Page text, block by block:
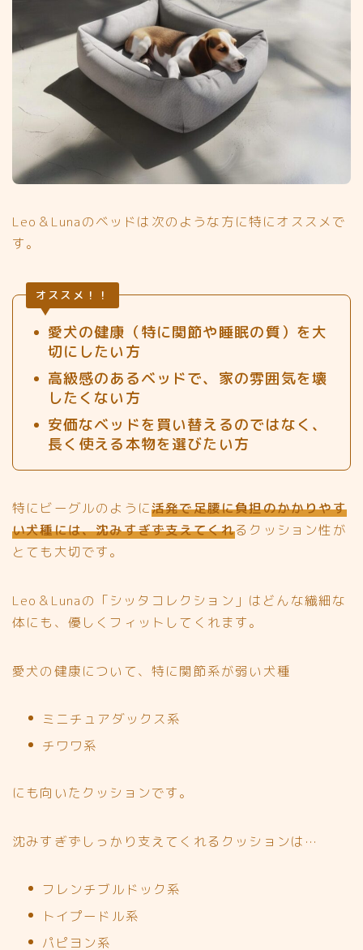
Leo＆Lunaのベッドは次のような方に特にオススメで
す。
オススメ！！
愛犬の健康（特に関節や睡眠の質）を大
切にしたい方
高級感のあるベッドで、家の雰囲気を壊
したくない方
安価なベッドを買い替えるのではなく、
長く使える本物を選びたい方
特にビーグルのように活発で足腰に負担のかかりやす
い犬種には、沈みすぎず支えてくれるクッション性が
とても大切です。
Leo＆Lunaの「シッタコレクション」はどんな繊細な
体にも、優しくフィットしてくれます。
愛犬の健康について、特に関節系が弱い犬種
ミニチュアダックス系
チワワ系
にも向いたクッションです。
沈みすぎずしっかり支えてくれるクッションは…
フレンチブルドック系
トイプードル系
パピヨン系